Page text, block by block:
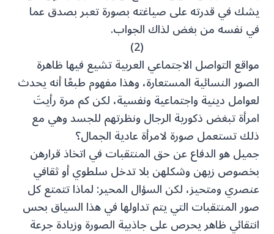
يشك في قدرته على صياغته بصورة تعبر بصدق عما
في نفسه من بغض لذاك الجواب.
(2)
مواقع التواصل الاجتماعي العربية تشيع فيها ظاهرة
الصور النسائية المستعارة، وهذا مفهوم طبعًا أنه يحدث
لعوامل دينية واجتماعية ونفسية، لكن كم مرة رأيتَ
امرأة تبغض ذكورية الرجال ونظرتهم للجسد وهي مع
ذلك تستعمل صورة لامرأة عادية الجمال؟
جميل هو الدفاع عن حق المنتقبات في اتخاذ قرارهن
بخصوص زيهن وشكلهن بلا تدخل سلطوي أو ثقافي
عنصري ومتحيز، لكن السؤال المحير: لماذا تتمتع كل
صور المنتقبات التي يتم تداولها في هذا السياق بحس
انتقائي ظاهر يحرص على جاذبية الصورة وزيادة جرعة